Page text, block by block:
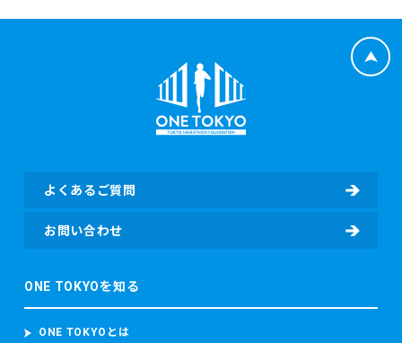
ルアドレス、国籍、パスポート番号（海外エントリーの場
係、日本陸上競技連盟（JAAF）への登録の有無、JAAF ID
等）、応募者のレース種目情報（応募者の障害（視覚障害、
知的障害、車いす）の有無、臓器移植の有無、伴走者の有
無）（該当する場合）、寄付者情報（所属先、住所、電話番
号、部署名、役職、担当者氏名、担当者電子メールアドレ
得し、取り扱います。
・東京マラソン等にご参加いただく場合
検査の結果を取得することがあります。 東京マラソン等に参
加する場合、上記のデータのほか、顔写真、カメラ映像、本
よくあるご質問
お問い合わせ
ONE TOKYOを知る
ONE TOKYOとは